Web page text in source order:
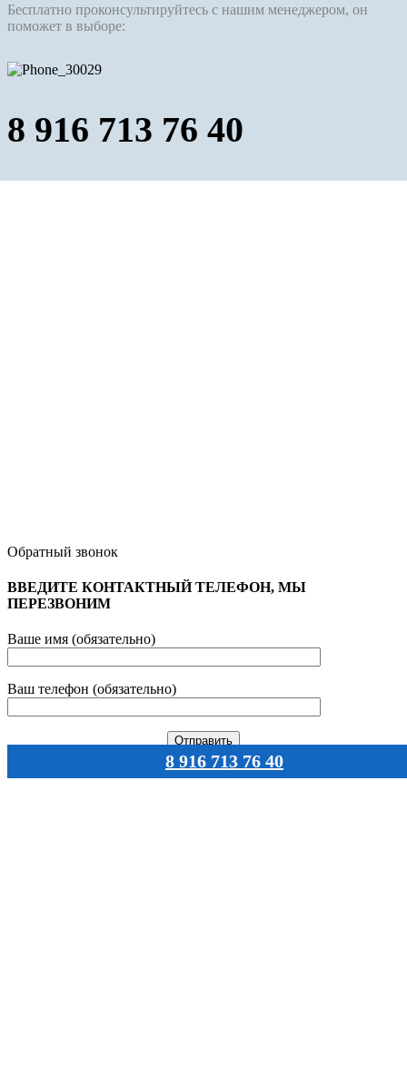
Бесплатно проконсультируйтесь с нашим менеджером, он
поможет в выборе:
8 916 713 76 40
Обратный звонок
ВВЕДИТЕ КОНТАКТНЫЙ ТЕЛЕФОН, МЫ
ПЕРЕЗВОНИМ
Ваше имя (обязательно)
Ваш телефон (обязательно)
8 916 713 76 40